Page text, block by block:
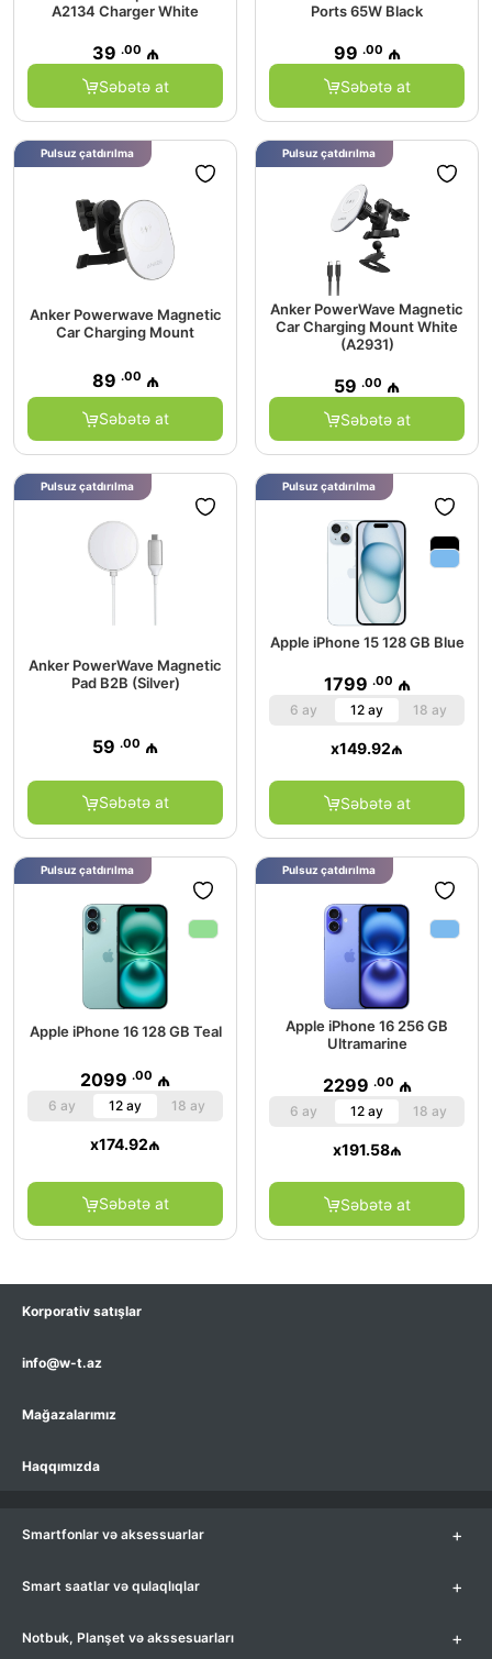
A2134 Charger White
39 .00 ₼
Səbətə at
Ports 65W Black
99 .00 ₼
Səbətə at
Anker Powerwave Magnetic
Car Charging Mount
89 .00 ₼
Səbətə at
Pulsuz çatdırılma
Anker PowerWave Magnetic
Car Charging Mount White
(A2931)
59 .00 ₼
Səbətə at
Pulsuz çatdırılma
Anker PowerWave Magnetic
Pad B2B (Silver)
59 .00 ₼
Səbətə at
Pulsuz çatdırılma
Apple iPhone 15 128 GB Blue
1799 .00 ₼
6 ay 12 ay 18 ay
x149.92₼
Səbətə at
Pulsuz çatdırılma
Apple iPhone 16 128 GB Teal
2099 .00 ₼
6 ay 12 ay 18 ay
x174.92₼
Səbətə at
Pulsuz çatdırılma
Apple iPhone 16 256 GB
Ultramarine
2299 .00 ₼
6 ay 12 ay 18 ay
x191.58₼
Səbətə at
Pulsuz çatdırılma
Korporativ satışlar
info@w-t.az
Mağazalarımız
Haqqımızda
Smartfonlar və aksessuarlar +
Smart saatlar və qulaqlıqlar +
Notbuk, Planşet və akssesuarları +